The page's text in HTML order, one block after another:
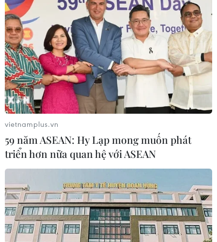
vietnamplus.vn
59 năm ASEAN: Hy Lạp mong muốn phát
triển hơn nữa quan hệ với ASEAN